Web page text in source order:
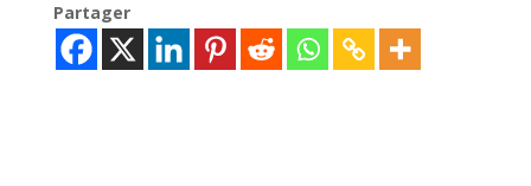
Partager